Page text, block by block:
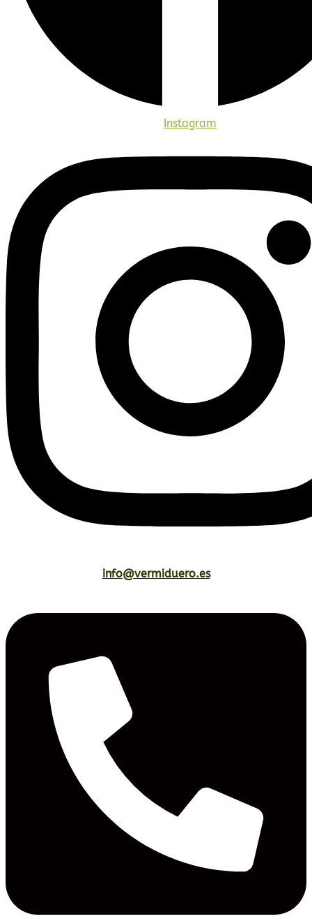
Instagram
info@vermiduero.es